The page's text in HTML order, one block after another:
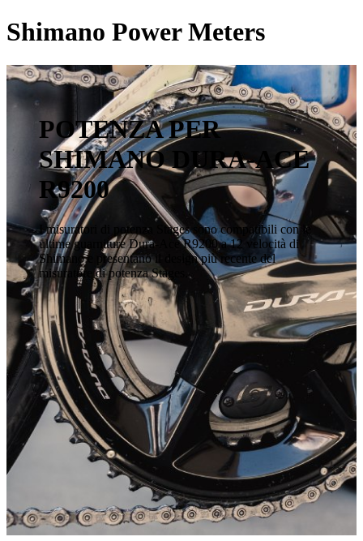
Shimano Power Meters
POTENZA PER
SHIMANO DURA-ACE
R9200
I misuratori di potenza Stages sono compatibili con le
ultime guarniture Dura-Ace R9200 a 12 velocità di
Shimano e presentano il design più recente del
misuratore di potenza Stages.